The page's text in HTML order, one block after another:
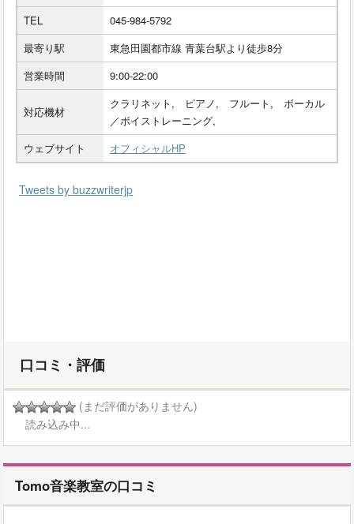
TEL
045-984-5792
最寄り駅
東急田園都市線 青葉台駅より徒歩8分
営業時間
9:00-22:00
対応機材
クラリネット, ピアノ, フルート, ボーカル
／ボイストレーニング,
ウェブサイト
オフィシャルHP
Tweets by buzzwriterjp
口コミ・評価
(まだ評価がありません)
読み込み中...
Tomo音楽教室の口コミ